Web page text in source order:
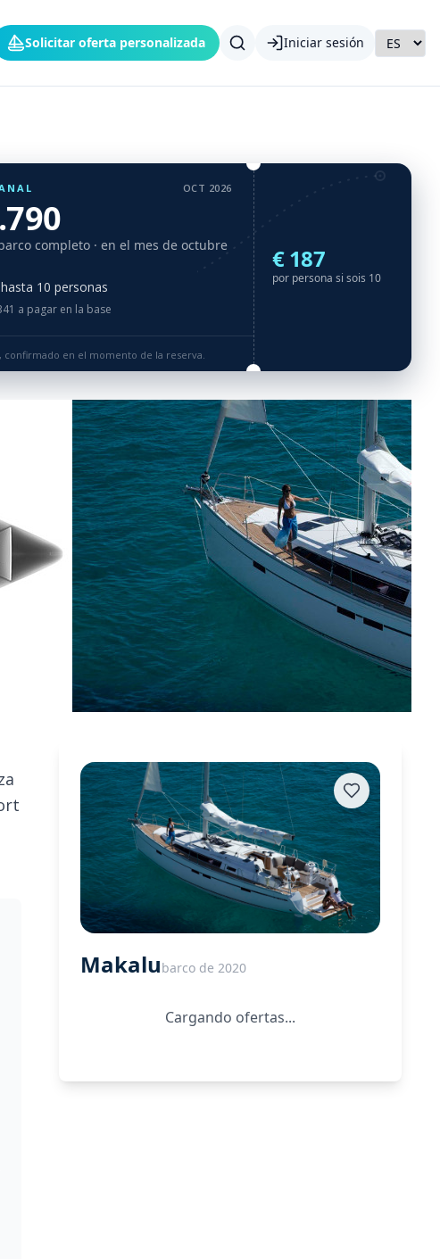
Solicitar oferta personalizada Iniciar sesión
OCT 2026
completo · en el mes de octubre
10 personas
a pagar en la base
confirmado en el momento de la reserva.
€ 187
por persona si sois 10
Makalubarco de 2020
Cargando ofertas...